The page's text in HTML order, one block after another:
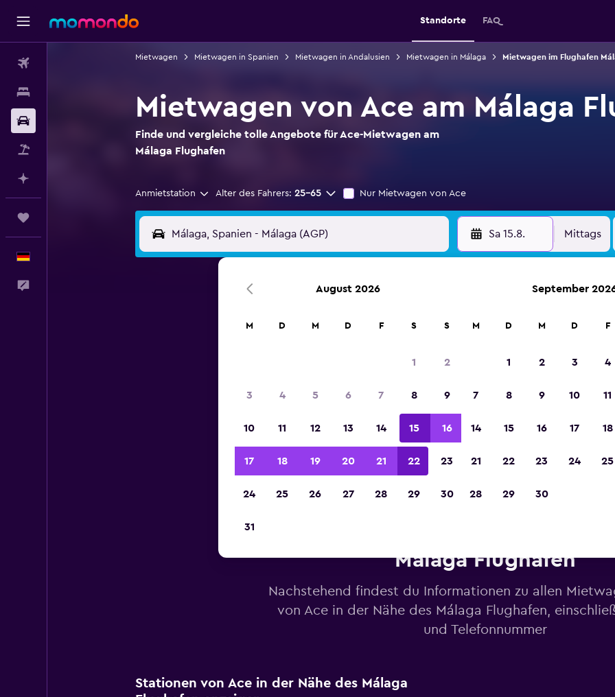
Standorte FAQ
Mietwagen Mietwagen in Spanien Mietwagen in Andalusien Mietwagen in Málaga Mietwagen im Flughafen
Mietwagen von Ace am Málaga
Finde und vergleiche tolle Angebote für Ace-Mietwagen am
Málaga Flughafen
Anmietstation Alter des Fahrers: 25-65 Nur Mietwagen von Ace
Sa 15.8. Mittags
Sieger 2023 gekürt
Málaga Flughafen
Nachstehend findest du Informationen zu allen
von Ace in der Nähe des Málaga Flughafen,
und Telefonnummer
Stationen von Ace in der Nähe des Málaga
August 2026
M D M D F S S
1 2
3 4 5 6 7 8 9
10 11 12 13 14 15 16
17 18 19 20 21 22 23
24 25 26 27 28 29 30
31
September
M D M D F
1 2 3 4
7 8 9 10 11
14 15 16 17 18
21 22 23 24 25
28 29 30